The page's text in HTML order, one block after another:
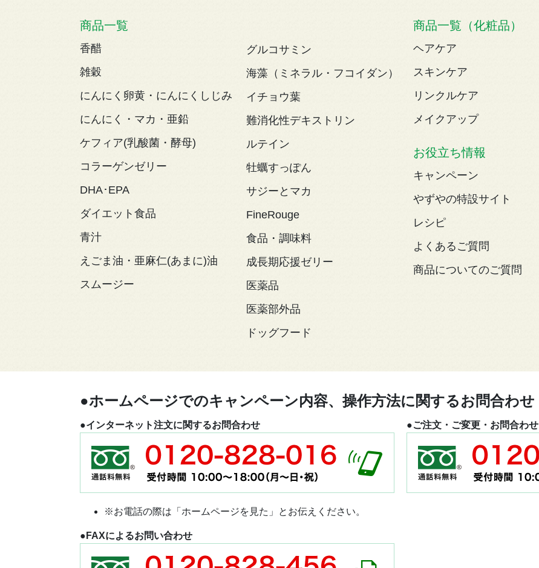
商品一覧
香醋
雑穀
にんにく卵黄・にんにくしじみ
にんにく・マカ・亜鉛
ケフィア(乳酸菌・酵母)
コラーゲンゼリー
DHA･EPA
ダイエット食品
青汁
えごま油・亜麻仁(あまに)油
スムージー
グルコサミン
海藻（ミネラル・フコイダン）
イチョウ葉
難消化性デキストリン
ルテイン
牡蠣すっぽん
サジーとマカ
FineRouge
食品・調味料
成長期応援ゼリー
医薬品
医薬部外品
ドッグフード
商品一覧（化粧品）
ヘアケア
スキンケア
リンクルケア
メイクアップ
お役立ち情報
キャンペーン
やずやの特設サイト
レシピ
よくあるご質問
商品についてのご質問
●ホームページでのキャンペーン内容、操作方法に関するお問合わせ
●インターネット注文に関するお問合わせ ●ご注文・ご変更・お問合わせ
※お電話の際は「ホームページを見た」とお伝えください。
●FAXによるお問い合わせ